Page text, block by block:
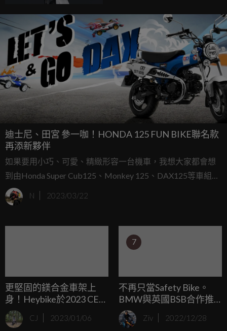
迪士尼、田宮 參一咖！HONDA 125 FUN BIKE聯名款
再添新夥伴
如果要用小巧、可愛、精緻形容一台機車，我想大家都會想
到由Honda Super Cub125、Monkey 125、DAX125等車組成
的豪華FUN CAR陣容；強大的可塑性也讓諸多品牌慕名而
來，與Honda推出聯名車型，今天要介紹的，分別就是
N 2023/03/22
更堅固的鎂合金車架上
身！Heybike於2023 CES
發表全新電動摺疊自行車
Heybike Tyson
CJ 2023/01/06
7
不再只當Safety Bike。
BMW與英國BSB合作推
出「BMW F 900 R 統規
賽」！Ziv 2022/12/28